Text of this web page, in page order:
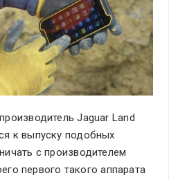
Jaguar Land
к выпуску подобных
с производителем
первого такого аппарата